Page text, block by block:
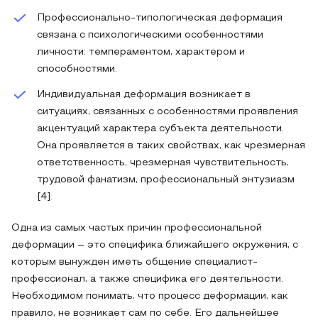
Профессионально-типологическая деформация
связана с психологическими особенностями
личности: темпераментом, характером и
способностями.
Индивидуальная деформация возникает в
ситуациях, связанных с особенностями проявления
акцентуаций характера субъекта деятельности.
Она проявляется в таких свойствах, как чрезмерная
ответственность, чрезмерная чувствительность,
трудовой фанатизм, профессиональный энтузиазм
[4].
Одна из самых частых причин профессиональной
деформации – это специфика ближайшего окружения, с
которым вынужден иметь общение специалист-
профессионал, а также специфика его деятельности.
Необходимом понимать, что процесс деформации, как
правило, не возникает сам по себе. Его дальнейшее